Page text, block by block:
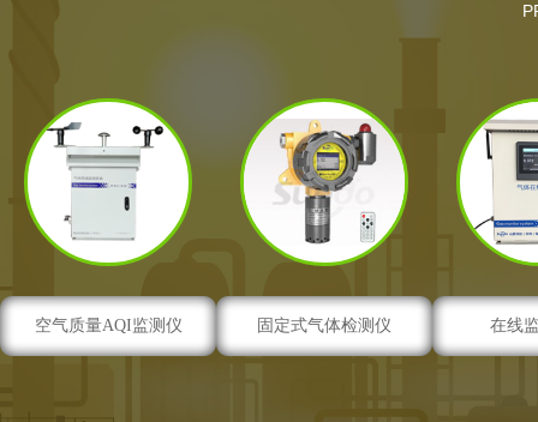
空气质量AQI监测仪 固定式气体检测仪 在线